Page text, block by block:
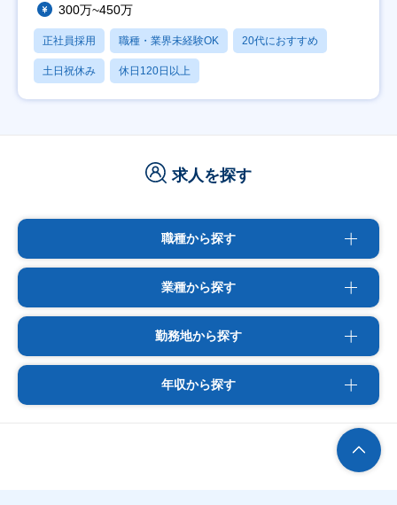
300万~450万
正社員採用 職種・業界未経験OK 20代におすすめ
土日祝休み 休日120日以上
求人を探す
職種から探す
業種から探す
勤務地から探す
年収から探す